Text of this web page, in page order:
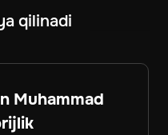
qilinadi
Muhammad